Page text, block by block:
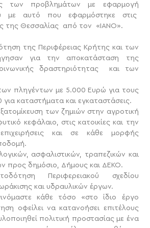
των προβλημάτων με εφαρμογή
με αυτό που εφαρμόστηκε στις
της Θεσσαλίας από τον «ΙΑΝΟ».
της Περιφέρειας Κρήτης και των
για την αποκατάσταση της
δραστηριότητας και των
πληγέντων με 5.000 Ευρώ για τους
για καταστήματα και εγκαταστάσεις.
των ζημιών στην αγροτική
κεφάλαιο, στις κατοικίες και την
και σε κάθε μορφής
ασφαλιστικών, τραπεζικών και
προς δημόσιο, Δήμους και ΔΕΚΟ.
Περιφερειακού σχεδίου
και υδραυλικών έργων.
κάθε τόσο «στο ίδιο έργο
οφείλει να κατανοήσει επιτέλους
πολιτική προστασίας με ένα